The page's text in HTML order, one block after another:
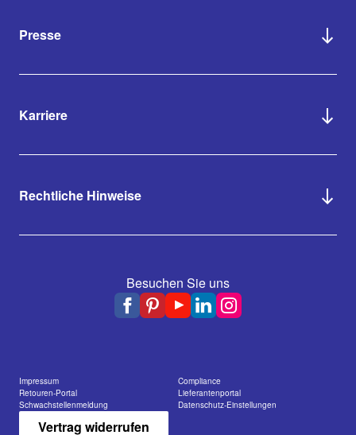
Presse
Karriere
Rechtliche Hinweise
Besuchen Sie uns
Impressum
Compliance
Retouren-Portal
Lieferantenportal
Schwachstellenmeldung
Datenschutz-Einstellungen
Vertrag widerrufen